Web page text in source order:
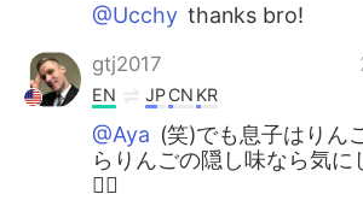
@Ucchy thanks bro!
gtj2017
EN JPCN KR
@Aya (笑)でも息子はりん
らりんごの隠し味なら気
👍🏻